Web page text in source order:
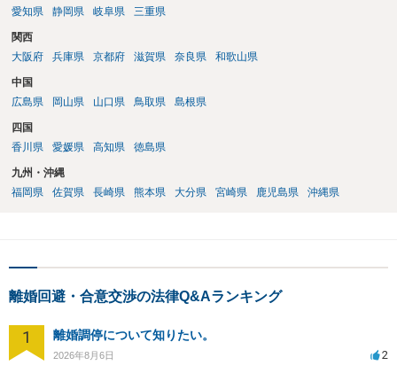
愛知県
静岡県 岐阜県 三重県
関西
大阪府
兵庫県 京都府 滋賀県 奈良県 和歌山県
中国
広島県
岡山県 山口県 鳥取県 島根県
四国
香川県
愛媛県 高知県 徳島県
九州・沖縄
福岡県
佐賀県 長崎県 熊本県 大分県 宮崎県 鹿児島県 沖縄県
離婚回避・合意交渉の法律Q&Aランキング
1 離婚調停について知りたい。
2026年8月6日 2